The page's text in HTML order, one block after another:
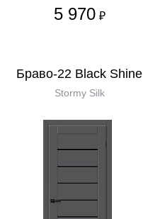
5 970 ₽
Браво-22 Black Shine
Stormy Silk